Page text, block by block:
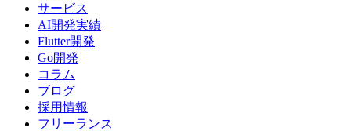
サービス
AI開発実績
Flutter開発
Go開発
コラム
ブログ
採用情報
フリーランス